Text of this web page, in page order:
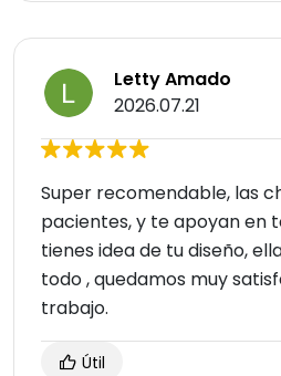
Letty Amado
2026.07.21
Super recomendable, las
pacientes, y te apoyan en
tienes idea de tu diseño,
todo , quedamos muy
trabajo.
Útil